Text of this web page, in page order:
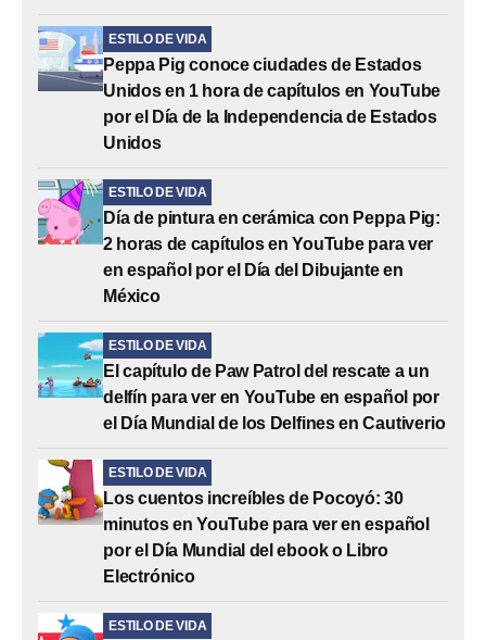
ESTILO DE VIDA
Peppa Pig conoce ciudades de Estados
Unidos en 1 hora de capítulos en YouTube
por el Día de la Independencia de Estados
Unidos
ESTILO DE VIDA
Día de pintura en cerámica con Peppa Pig:
2 horas de capítulos en YouTube para ver
en español por el Día del Dibujante en
México
ESTILO DE VIDA
El capítulo de Paw Patrol del rescate a un
delfín para ver en YouTube en español por
el Día Mundial de los Delfines en Cautiverio
ESTILO DE VIDA
Los cuentos increíbles de Pocoyó: 30
minutos en YouTube para ver en español
por el Día Mundial del ebook o Libro
Electrónico
ESTILO DE VIDA